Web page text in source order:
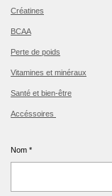
Créatines
BCAA
Perte de poids
Vitamines et minéraux
Santé et bien-être
Accéssoires
Nom *